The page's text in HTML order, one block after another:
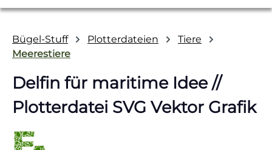
Bügel-Stuff Plotterdateien
Tiere
Meerestiere
Delfin für maritime Idee //
Plotterdatei SVG Vektor Grafik